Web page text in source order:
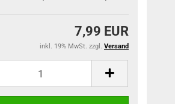
7,99 EUR
inkl. 19% MwSt. zzgl. Versand